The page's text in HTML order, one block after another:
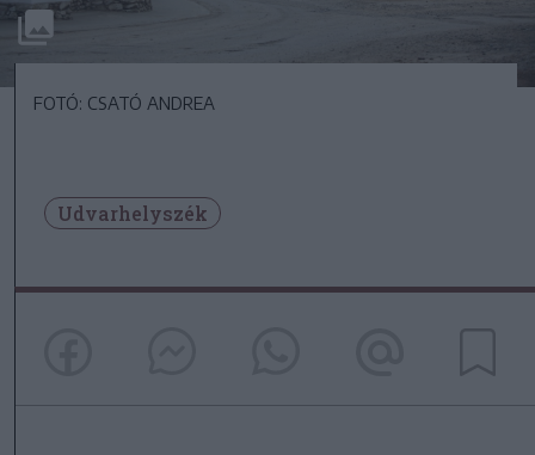
FOTÓ: CSATÓ ANDREA
Udvarhelyszék